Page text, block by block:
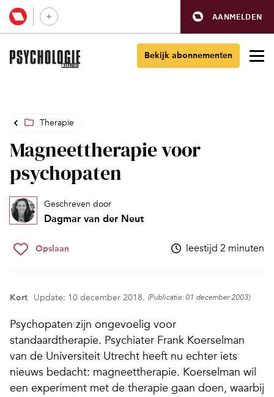
AANMELDEN
Bekijk abonnementen
Therapie
Magneettherapie voor
psychopaten
Geschreven door
Dagmar van der Neut
Opslaan leestijd 2 minuten
Kort Update: 10 december 2018. (Publicatie: 01 december 2003)
Psychopaten zijn ongevoelig voor
standaardtherapie. Psychiater Frank Koerselman
van de Universiteit Utrecht heeft nu echter iets
nieuws bedacht: magneettherapie. Koerselman wil
een experiment met de therapie gaan doen, waarbij